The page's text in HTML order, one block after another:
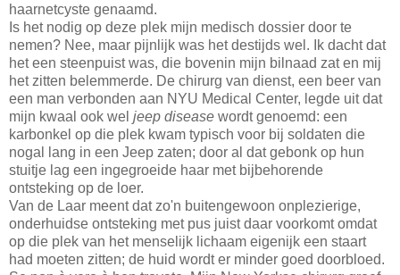
haarnetcyste genaamd.
Is het nodig op deze plek mijn medisch dossier door te
nemen? Nee, maar pijnlijk was het destijds wel. Ik dacht dat
het een steenpuist was, die bovenin mijn bilnaad zat en mij
het zitten belemmerde. De chirurg van dienst, een beer van
een man verbonden aan NYU Medical Center, legde uit dat
mijn kwaal ook wel jeep disease wordt genoemd: een
karbonkel op die plek kwam typisch voor bij soldaten die
nogal lang in een Jeep zaten; door al dat gebonk op hun
stuitje lag een ingegroeide haar met bijbehorende
ontsteking op de loer.
Van de Laar meent dat zo'n buitengewoon onplezierige,
onderhuidse ontsteking met pus juist daar voorkomt omdat
op die plek van het menselijk lichaam eigenijk een staart
had moeten zitten; de huid wordt er minder goed doorbloed.